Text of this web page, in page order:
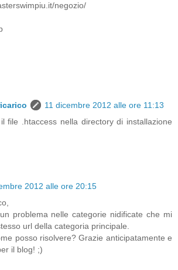
negozio/
11 dicembre 2012 alle ore 11:13
file .htaccess nella directory di installazione
2012 alle ore 20:15
problema nelle categorie nidificate che mi
url della categoria principale.
posso risolvere? Grazie anticipatamente e
il blog! ;)